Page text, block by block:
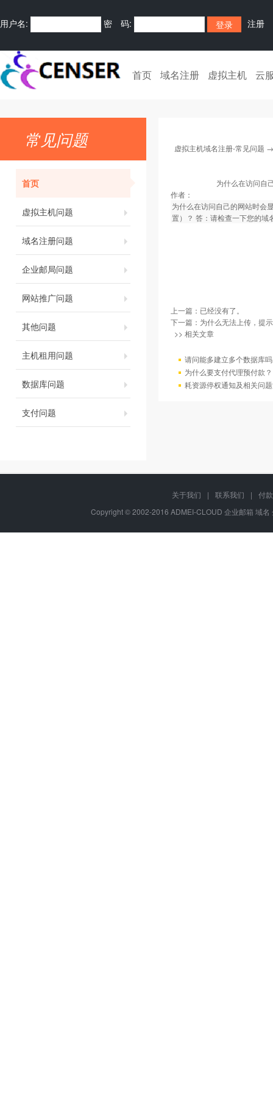
用户名: 密 码: 注册
首页 域名注册 虚拟主机 云
常见问题
首页
虚拟主机问题
域名注册问题
企业邮局问题
网站推广问题
其他问题
主机租用问题
数据库问题
支付问题
虚拟主机域名注册-常见问题
为什么在访问自
作者：
为什么在访问自己的网站时会
置）？ 答：请检查一下您的域
上一篇：已经没有了。
下一篇： 为什么无法上传，提
>> 相关文章
请问能多建立多个数据库
为什么要支付代理预付款？
耗资源停权通知及相关问
关于我们 | 联系我们 |
付
Copyright © 2002-2016 ADMEI-CLOUD 企业邮箱 域